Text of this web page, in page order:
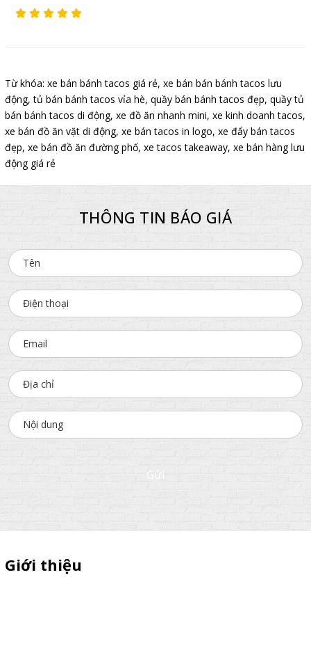
Từ khóa: xe bán bánh tacos giá rẻ, xe bán bán bánh tacos lưu
động,tủ bán bánh tacos vỉa hè, quầy bán bánh tacos đẹp, quầy tủ
bán bánh tacos di động, xe đồ ăn nhanh mini, xe kinh doanh tacos,
xe bán đồ ăn vặt di động, xe bán tacos in logo, xe đẩy bán tacos
đẹp, xe bán đồ ăn đường phố, xe tacos takeaway, xe bán hàng lưu
động giá rẻ
THÔNG TIN BÁO GIÁ
Gửi
Giới thiệu